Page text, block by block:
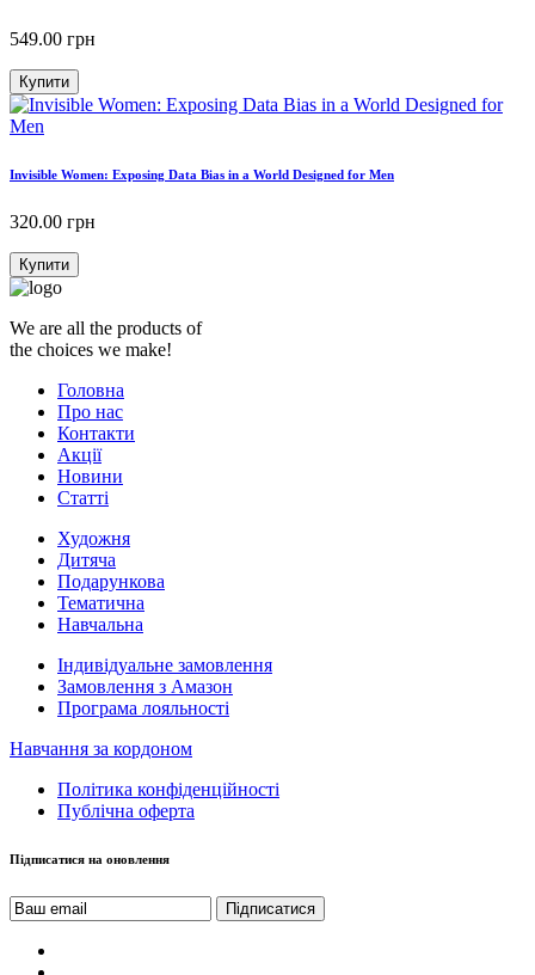
549.00 грн
Купити
Invisible Women: Exposing Data Bias in a World Designed for Men
320.00 грн
Купити
We are all the products of
the choices we make!
Головна
Про нас
Контакти
Акції
Новини
Статті
Художня
Дитяча
Подарункова
Тематична
Навчальна
Індивідуальне замовлення
Замовлення з Амазон
Програма лояльності
Навчання за кордоном
Політика конфіденційності
Публічна оферта
Підписатися на оновлення